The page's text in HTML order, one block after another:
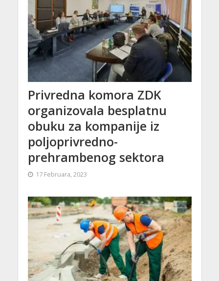
Privredna komora ZDK
organizovala besplatnu
obuku za kompanije iz
poljoprivredno-
prehrambenog sektora
17 Februara, 2023